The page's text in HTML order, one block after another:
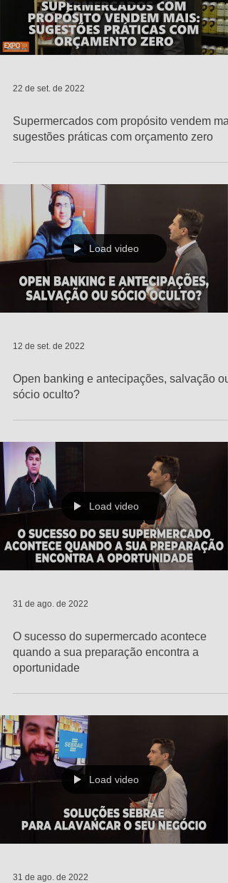
22 de set. de 2022
Supermercados com propósito vendem
sugestões práticas com orçamento zero
Load video
12 de set. de 2022
Open banking e antecipações, salvação ou
sócio oculto?
Load video
31 de ago. de 2022
O sucesso do supermercado acontece
quando a sua preparação encontra a
oportunidade
Load video
31 de ago. de 2022